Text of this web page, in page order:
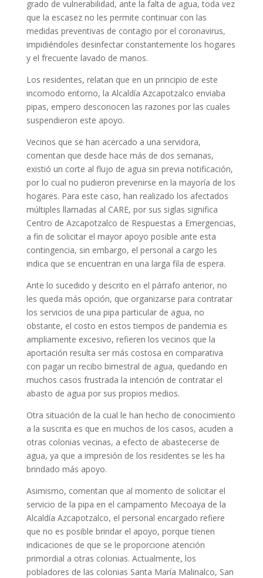
grado de vulnerabilidad, ante la falta de agua, toda vez
que la escasez no les permite continuar con las
medidas preventivas de contagio por el coronavirus,
impidiéndoles desinfectar constantemente los hogares
y el frecuente lavado de manos.
Los residentes, relatan que en un principio de este
incomodo entorno, la Alcaldía Azcapotzalco enviaba
pipas, empero desconocen las razones por las cuales
suspendieron este apoyo.
Vecinos que se han acercado a una servidora,
comentan que desde hace más de dos semanas,
existió un corte al flujo de agua sin previa notificación,
por lo cual no pudieron prevenirse en la mayoría de los
hogares. Para este caso, han realizado los afectados
múltiples llamadas al CARE, por sus siglas significa
Centro de Azcapotzalco de Respuestas a Emergencias,
a fin de solicitar el mayor apoyo posible ante esta
contingencia, sin embargo, el personal a cargo les
indica que se encuentran en una larga fila de espera.
Ante lo sucedido y descrito en el párrafo anterior, no
les queda más opción, que organizarse para contratar
los servicios de una pipa particular de agua, no
obstante, el costo en estos tiempos de pandemia es
ampliamente excesivo, refieren los vecinos que la
aportación resulta ser más costosa en comparativa
con pagar un recibo bimestral de agua, quedando en
muchos casos frustrada la intención de contratar el
abasto de agua por sus propios medios.
Otra situación de la cual le han hecho de conocimiento
a la suscrita es que en muchos de los casos, acuden a
otras colonias vecinas, a efecto de abastecerse de
agua, ya que a impresión de los residentes se les ha
brindado más apoyo.
Asimismo, comentan que al momento de solicitar el
servicio de la pipa en el campamento Mecoaya de la
Alcaldía Azcapotzalco, el personal encargado refiere
que no es posible brindar el apoyo, porque tienen
indicaciones de que se le proporcione atención
primordial a otras colonias. Actualmente, los
pobladores de las colonias Santa María Malinalco, San